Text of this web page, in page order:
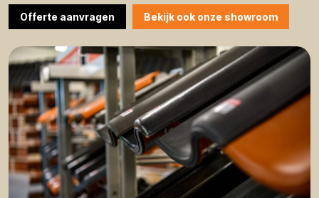
Offerte aanvragen Bekijk ook onze showroom